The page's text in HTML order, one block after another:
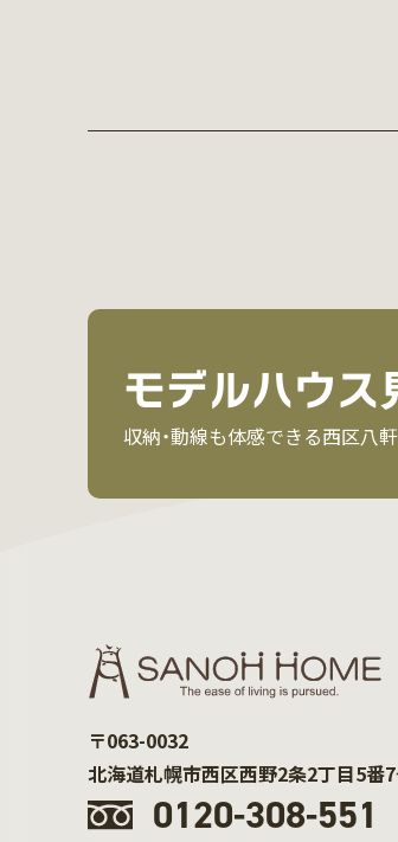
モデルハウス
収納・動線も体感できる西区八
〒063-0032
北海道札幌市西区西野2条2丁目5番
0120-308-551